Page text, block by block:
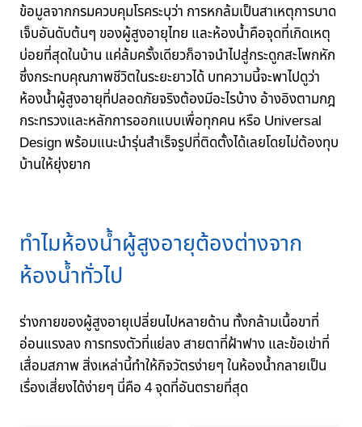
ข้อมูลจากกรมควบคุมโรคระบุว่า การหกล้มเป็นสาเหตุการบาด
เจ็บอันดับต้นๆ ของผู้สูงอายุไทย และห้องน้ำคือจุดที่เกิดเหตุ
บ่อยที่สุดในบ้าน แค่ล้มครั้งเดียวก็อาจนำไปสู่กระดูกสะโพกหัก
ซึ่งกระทบคุณภาพชีวิตในระยะยาวได้ บทความนี้จะพาไปดูว่า
ห้องน้ำผู้สูงอายุที่ปลอดภัยจริงต้องมีอะไรบ้าง อ้างอิงตามกฎ
กระทรวงและหลักการออกแบบเพื่อทุกคน หรือ Universal
Design พร้อมแนะนำรุ่นสำเร็จรูปที่ติดตั้งได้เลยโดยไม่ต้องทุบ
บ้านให้ยุ่งยาก
ทำไมห้องน้ำผู้สูงอายุต้องต่างจาก
ห้องน้ำทั่วไป
ร่างกายของผู้สูงอายุเปลี่ยนไปหลายด้าน ทั้งกล้ามเนื้อขาที่
อ่อนแรงลง การทรงตัวที่แย่ลง สายตาที่ฝ้าฟาง และข้อเข่าที่
เสื่อมสภาพ สิ่งเหล่านี้ทำให้กิจวัตรง่ายๆ ในห้องน้ำกลายเป็น
เรื่องเสี่ยงได้ง่ายๆ นี่คือ 4 จุดที่อันตรายที่สุด